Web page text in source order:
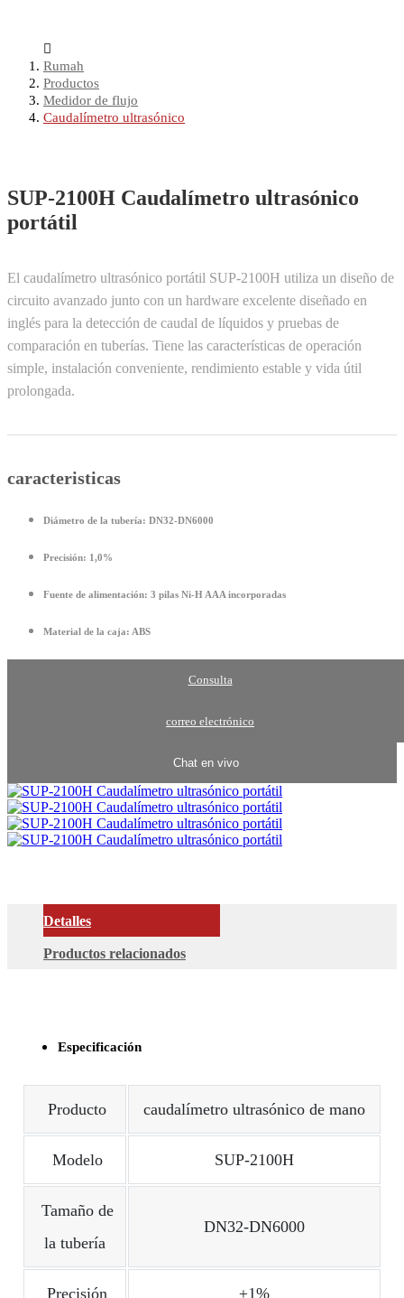
Rumah
Productos
Medidor de flujo
Caudalímetro ultrasónico
SUP-2100H Caudalímetro ultrasónico
portátil
El caudalímetro ultrasónico portátil SUP-2100H utiliza un diseño de
circuito avanzado junto con un hardware excelente diseñado en
inglés para la detección de caudal de líquidos y pruebas de
comparación en tuberías. Tiene las características de operación
simple, instalación conveniente, rendimiento estable y vida útil
prolongada.
caracteristicas
Diámetro de la tubería: DN32-DN6000
Precisión: 1,0%
Fuente de alimentación: 3 pilas Ni-H AAA incorporadas
Material de la caja: ABS
Consulta
correo electrónico
Chat en vivo
Detalles
Productos relacionados
Especificación
Producto caudalímetro ultrasónico de mano
Modelo SUP-2100H
Tamaño de
la tubería
DN32-DN6000
Precisión ±1%